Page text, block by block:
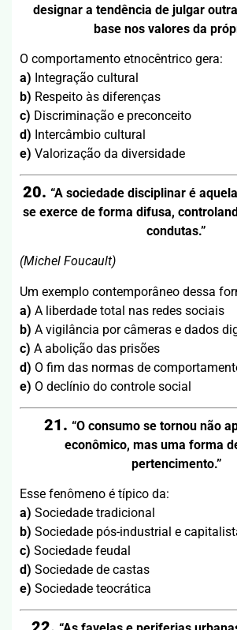
designar a tendência de julgar
base nos valores da
O comportamento etnocêntrico gera:
a) Integração cultural
b) Respeito às diferenças
c) Discriminação e preconceito
d) Intercâmbio cultural
e) Valorização da diversidade
20. “A sociedade disciplinar é
se exerce de forma difusa,
condutas.”
(Michel Foucault)
Um exemplo contemporâneo dessa
a) A liberdade total nas redes sociais
b) A vigilância por câmeras e dados
c) A abolição das prisões
d) O fim das normas de
e) O declínio do controle social
21. “O consumo se tornou não
econômico, mas uma forma
pertencimento.”
Esse fenômeno é típico da:
a) Sociedade tradicional
b) Sociedade pós-industrial e
c) Sociedade feudal
d) Sociedade de castas
e) Sociedade teocrática